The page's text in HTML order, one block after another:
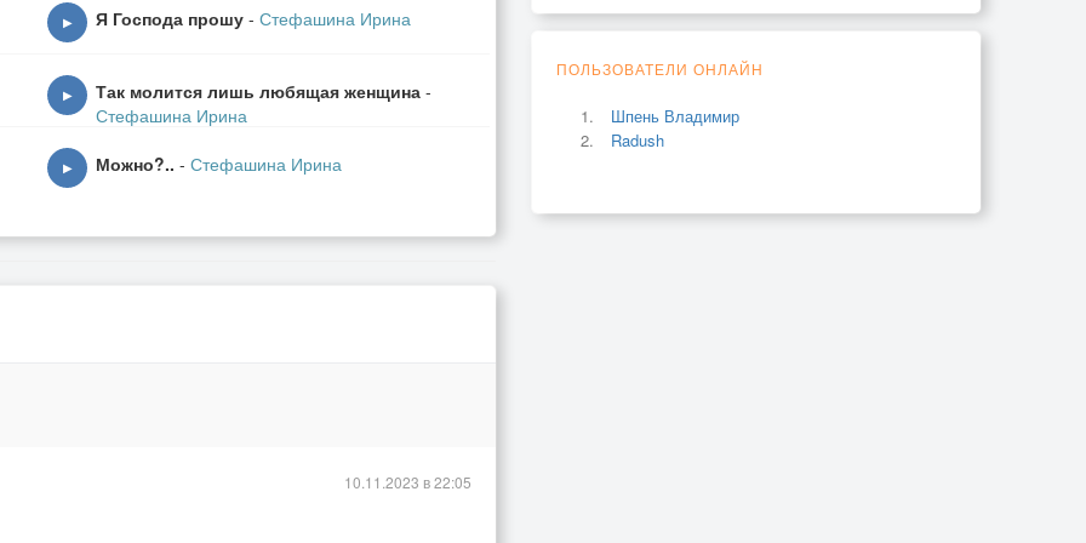
▶ Я Господа прошу - Стефашина Ирина
▶ Так молится лишь любящая женщина -
Стефашина Ирина
▶ Можно?.. - Стефашина Ирина
10.11.2023 в 22:05
ПОЛЬЗОВАТЕЛИ ОНЛАЙН
Шпень Владимир
Radush